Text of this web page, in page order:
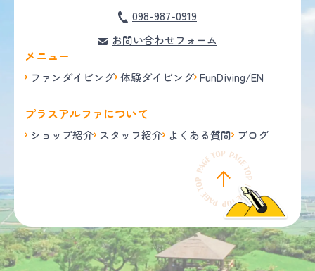
098-987-0919
お問い合わせフォーム
メニュー
ファンダイビング 体験ダイビング FunDiving/EN
プラスアルファについて
ショップ紹介 スタッフ紹介 よくある質問 ブログ